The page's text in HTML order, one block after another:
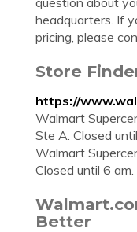
headquarters. If
pricing, please
Store
https://
Walmart
Ste A. Closed
Walmart
Closed until 6 am.
Better